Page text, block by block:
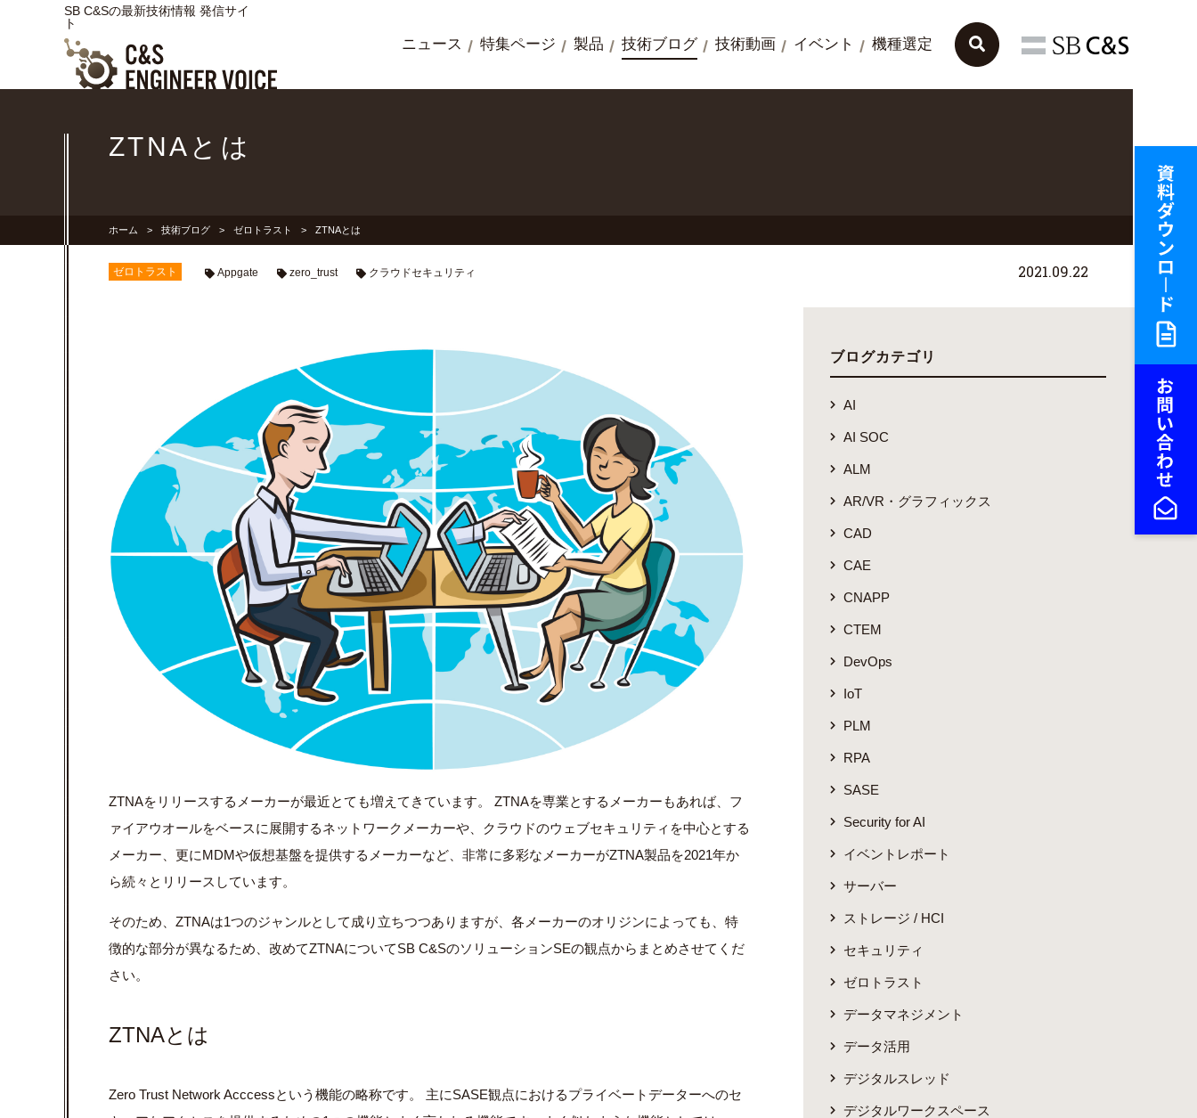
SB C&Sの最新技術情報 発信サイ
ト
ニュース 特集ページ 製品 技術ブログ 技術動画 イベント 機種選定
ZTNAとは
ホーム 技術ブログ ゼロトラスト ZTNAとは
ゼロトラスト Appgate zero_trust クラウドセキュリティ 2021.09.22
ZTNAをリリースするメーカーが最近とても増えてきています。 ZTNAを専業とするメーカーもあれば、フ
ァイアウオールをベースに展開するネットワークメーカーや、クラウドのウェブセキュリティを中心とする
メーカー、更にMDMや仮想基盤を提供するメーカーなど、非常に多彩なメーカーがZTNA製品を2021年か
ら続々とリリースしています。
そのため、ZTNAは1つのジャンルとして成り立ちつつありますが、各メーカーのオリジンによっても、特
徴的な部分が異なるため、改めてZTNAについてSB C&SのソリューションSEの観点からまとめさせてくだ
さい。
ZTNAとは
Zero Trust Network Acccessという機能の略称です。 主にSASE観点におけるプライベートデーターへのセ
ブログカテゴリ
AI
AI SOC
ALM
AR/VR・グラフィックス
CAD
CAE
CNAPP
CTEM
DevOps
IoT
PLM
RPA
SASE
Security for AI
イベントレポート
サーバー
ストレージ / HCI
セキュリティ
ゼロトラスト
データマネジメント
データ活用
デジタルスレッド
デジタルワークスペース